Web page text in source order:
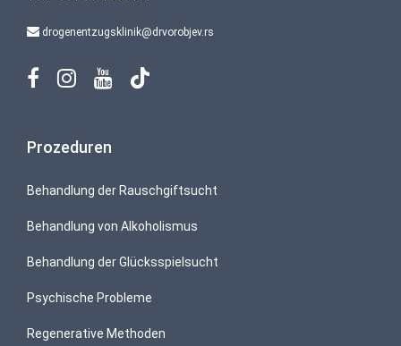
drogenentzugsklinik@drvorobjev.rs
Prozeduren
Behandlung der Rauschgiftsucht
Behandlung von Alkoholismus
Behandlung der Glücksspielsucht
Psychische Probleme
Regenerative Methoden